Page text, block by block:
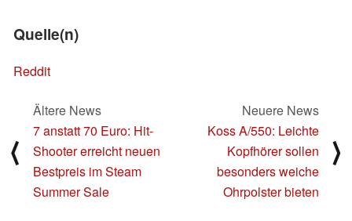
Quelle(n)
Reddit
⟨
Ältere News
7 anstatt 70 Euro: Hit-
Shooter erreicht neuen
Bestpreis im Steam
Summer Sale
Neuere News
Koss A/550: Leichte
Kopfhörer sollen
besonders weiche
Ohrpolster bieten
⟩